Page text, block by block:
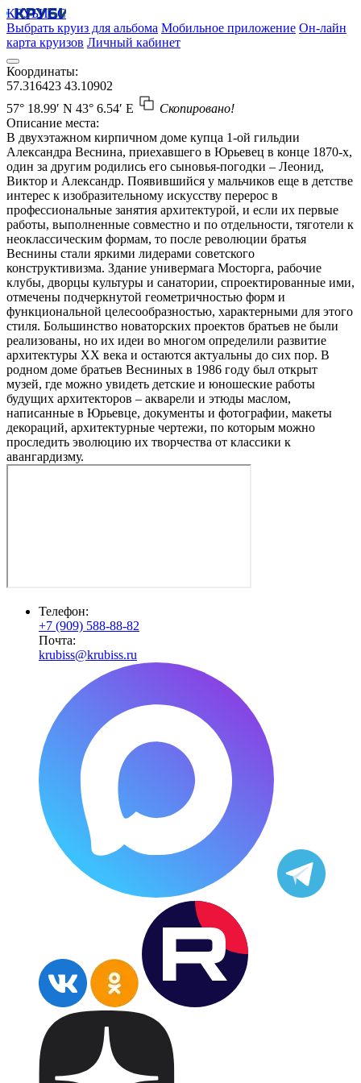
КРУБИСС
Выбрать круиз для альбома Мобильное приложение Он-лайн
карта круизов Личный кабинет
Координаты:
57.316423 43.10902
57° 18.99′ N 43° 6.54′ E
Скопировано!
Описание места:
В двухэтажном кирпичном доме купца 1-ой гильдии
Александра Веснина, приехавшего в Юрьевец в конце 1870-х,
один за другим родились его сыновья-погодки – Леонид,
Виктор и Александр. Появившийся у мальчиков еще в детстве
интерес к изобразительному искусству перерос в
профессиональные занятия архитектурой, и если их первые
работы, выполненные совместно и по отдельности, тяготели к
неоклассическим формам, то после революции братья
Веснины стали яркими лидерами советского
конструктивизма. Здание универмага Мосторга, рабочие
клубы, дворцы культуры и санатории, спроектированные ими,
отмечены подчеркнутой геометричностью форм и
функциональной целесообразностью, характерными для этого
стиля. Большинство новаторских проектов братьев не были
реализованы, но их идеи во многом определили развитие
архитектуры ХХ века и остаются актуальны до сих пор. В
родном доме братьев Весниных в 1986 году был открыт
музей, где можно увидеть детские и юношеские работы
будущих архитекторов – акварели и этюды маслом,
написанные в Юрьевце, документы и фотографии, макеты
декораций, архитектурные чертежи, по которым можно
проследить эволюцию их творчества от классики к
авангардизму.
Телефон:
+7 (909) 588-88-82
Почта:
krubiss@krubiss.ru